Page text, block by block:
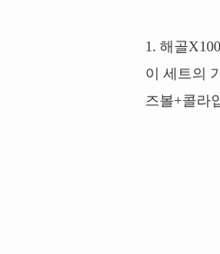
1. 해골
이 세트의
즈볼+콜라